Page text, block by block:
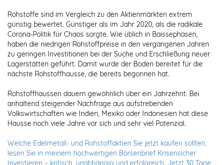
Rohstoffe sind im Vergleich zu den Aktienmärkten extrem
günstig bewertet. Günstiger als im Jahr 2020, als die radikale
Corona-Politik für Chaos sorgte. Wie üblich in Baissephasen,
haben die niedrigen Rohstoffpreise in den vergangenen Jahren
zu geringen Investitionen bei der Suche und Erschließung neuer
Lagerstätten geführt. Damit wurde der Boden bereitet für die
nächste Rohstoffhausse, die bereits begonnen hat.
Rohstoffhaussen dauern gewöhnlich über ein Jahrzehnt. Bei
anhaltend steigender Nachfrage aus aufstrebenden
Volkswirtschaften wie Indien, Mexiko oder Indonesien hat diese
Hausse noch viele Jahre vor sich und sehr viel Potenzial.
Welche Edelmetall- und Rohstoffaktien Sie jetzt kaufen sollten,
lesen Sie in meinem hochwertigen Börsenbrief Krisensicher
Investieren – kritisch, unabhängig und erfolgreich. Jetzt 30 Tage